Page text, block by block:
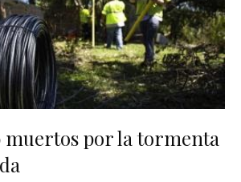
muertos por la tormenta